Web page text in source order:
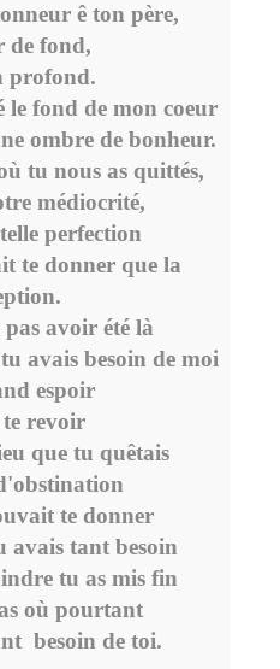
ê ton père,
de fond,
profond.
fond de mon coeur
ombre de bonheur.
tu nous as quittés,
médiocrité,
perfection
te donner que la
avoir été là
avais besoin de moi
espoir
revoir
que tu quêtais
te donner
avais tant besoin
tu as mis fin
où pourtant
besoin de toi.